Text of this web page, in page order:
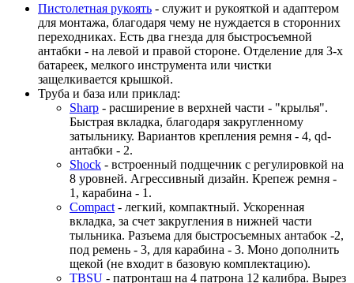
Пистолетная рукоять - служит и рукояткой и адаптером
для монтажа, благодаря чему не нуждается в сторонних
переходниках. Есть два гнезда для быстросъемной
антабки - на левой и правой стороне. Отделение для 3-х
батареек, мелкого инструмента или чистки
защелкивается крышкой.
Труба и база или приклад:
Sharp - расширение в верхней части - "крылья".
Быстрая вкладка, благодаря закругленному
затыльнику. Вариантов крепления ремня - 4, qd-
антабки - 2.
Shock - встроенный подщечник с регулировкой на
8 уровней. Агрессивный дизайн. Крепеж ремня -
1, карабина - 1.
Compact - легкий, компактный. Ускоренная
вкладка, за счет закругления в нижней части
тыльника. Разъема для быстросъемных антабок -2,
под ремень - 3, для карабина - 3. Моно дополнить
щекой (не входит в базовую комплектацию).
TBSU - патронташ на 4 патрона 12 калибра. Вырез